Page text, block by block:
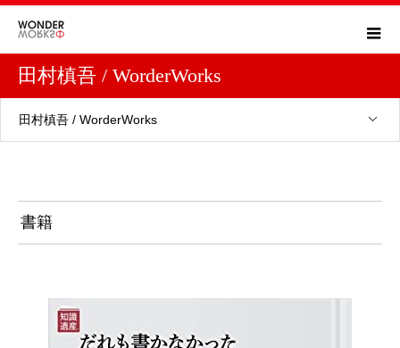
田村槙吾 / WorderWorks
田村槙吾 / WorderWorks
書籍